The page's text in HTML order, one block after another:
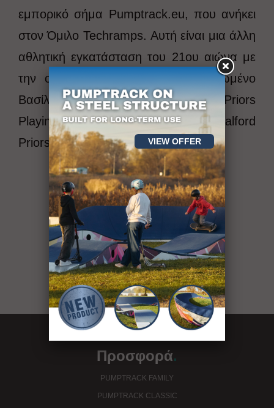
εμπορικό σήμα Pumptrack.eu, που ανήκει
στον Όμιλο Techramps. Αυτή είναι μια άλλη
αθλητική εγκατάσταση του 21ου αιώνα με
την οποία έχει εμπλουτίσει το Ηνωμένο
Βασίλειο! Τοποθεσία είναι Salford Priors
Playing Field, School Avenue, Salford
Priors, Worcester.
περισσότερεςαπό 400
αθλητικές εγκαταστάσεις
see our projects
Προσφορά.
PUMPTRACK FAMILY
PUMPTRACK CLASSIC
VIEW OFFER